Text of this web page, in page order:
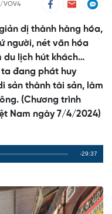
VOV4
dị thành hàng hóa,
người, nét văn hóa
du lịch hút khách…
đang phát huy
sản thành tài sản, làm
(Chương trình
Nam ngày 7/4/2024)
Remaining
-29:37